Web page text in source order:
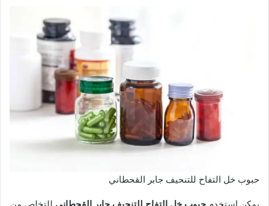
حبوب خل التفاح للتنحيف جابر القحطاني